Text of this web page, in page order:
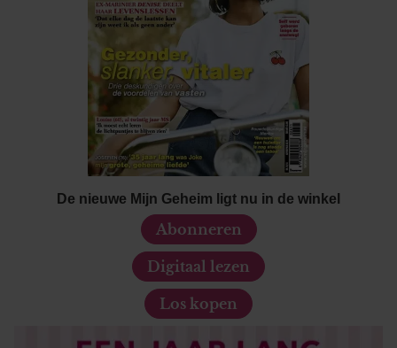
De nieuwe Mijn Geheim ligt nu in de winkel
Abonneren
Digitaal lezen
Los kopen